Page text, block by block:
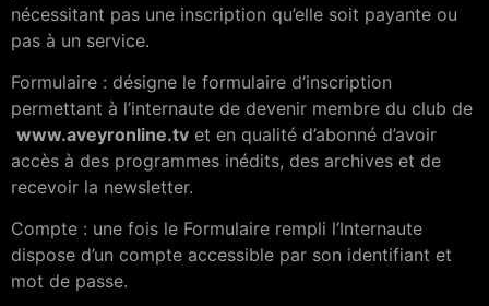
nécessitant pas une inscription qu’elle soit payante ou
pas à un service.
Formulaire : désigne le formulaire d’inscription
permettant à l’internaute de devenir membre du club de
www.aveyronline.tv et en qualité d’abonné d’avoir
accès à des programmes inédits, des archives et de
recevoir la newsletter.
Compte : une fois le Formulaire rempli l’Internaute
dispose d’un compte accessible par son identifiant et
mot de passe.